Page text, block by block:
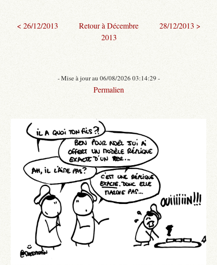
< 26/12/2013
Retour à Décembre
2013
28/12/2013 >
- Mise à jour au 06/08/2026 03:14:29 -
Permalien